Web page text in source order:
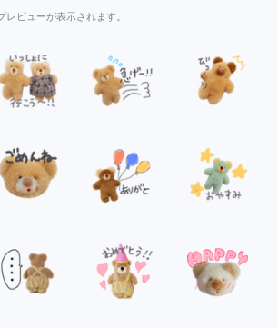
レビューが表示されます。